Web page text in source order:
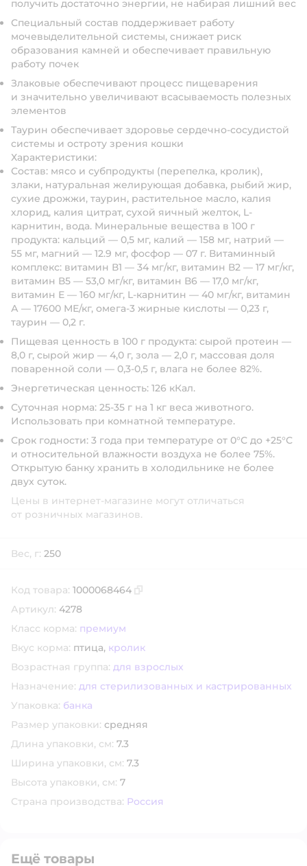
получить достаточно энергии, не набирая лишний вес
Специальный состав поддерживает работу
мочевыделительной системы, снижает риск
образования камней и обеспечивает правильную
работу почек
Злаковые обеспечивают процесс пищеварения
и значительно увеличивают всасываемость полезных
элементов
Таурин обеспечивает здоровье сердечно-сосудистой
системы и остроту зрения кошки
Характеристики:
Состав: мясо и субпродукты (перепелка, кролик),
злаки, натуральная желирующая добавка, рыбий жир,
сухие дрожжи, таурин, растительное масло, калия
хлорид, калия цитрат, сухой яичный желток, L-
карнитин, вода. Минеральные вещества в 100 г
продукта: кальций — 0,5 мг, калий — 158 мг, натрий —
55 мг, магний — 12.9 мг, фосфор — 07 г. Витаминный
комплекс: витамин В1 — 34 мг/кг, витамин В2 — 17 мг/кг,
витамин В5 — 53,0 мг/кг, витамин В6 — 17,0 мг/кг,
витамин Е — 160 мг/кг, L-карнитин — 40 мг/кг, витамин
А — 17600 МЕ/кг, омега-3 жирные кислоты — 0,23 г,
таурин — 0,2 г.
Пищевая ценность в 100 г продукта: сырой протеин —
8,0 г, сырой жир — 4,0 г, зола — 2,0 г, массовая доля
поваренной соли — 0,3-0,5 г, влага не более 82%.
Энергетическая ценность: 126 кКал.
Суточная норма: 25-35 г на 1 кг веса животного.
Использовать при комнатной температуре.
Срок годности: 3 года при температуре от 0°С до +25°С
и относительной влажности воздуха не более 75%.
Открытую банку хранить в холодильнике не более
двух суток.
Цены в интернет-магазине могут отличаться
от розничных магазинов.
Вес, г: 250
Код товара: 1000068464
Артикул: 4278
Класс корма: премиум
Вкус корма: птица, кролик
Возрастная группа: для взрослых
Назначение: для стерилизованных и кастрированных
Упаковка: банка
Размер упаковки: средняя
Длина упаковки, см: 7.3
Ширина упаковки, см: 7.3
Высота упаковки, см: 7
Страна производства: Россия
Ещё товары